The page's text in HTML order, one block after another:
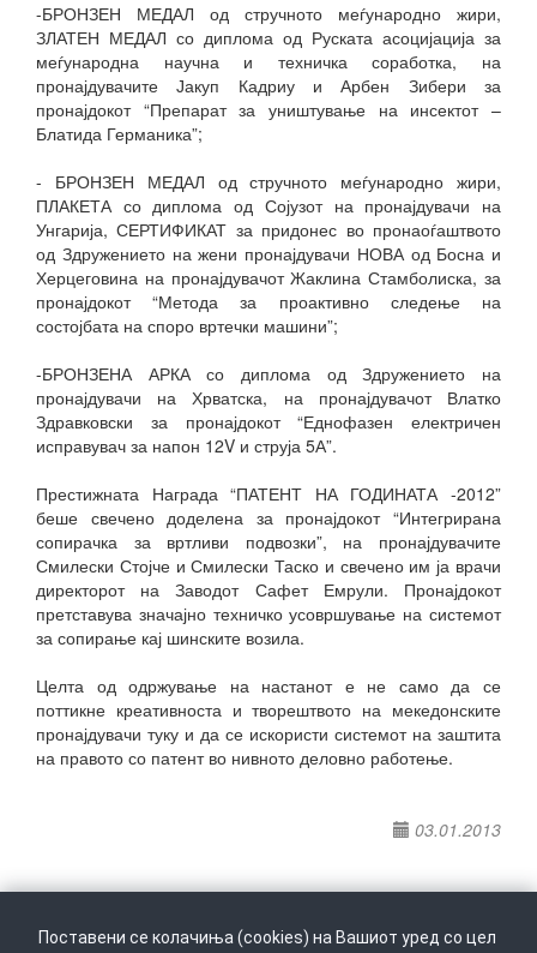
-БРОНЗЕН МЕДАЛ од стручното меѓународно жири,
ЗЛАТЕН МЕДАЛ со диплома од Руската асоцијација за
меѓународна научна и техничка соработка, на
пронајдувачите Јакуп Кадриу и Арбен Зибери за
пронајдокот “Препарат за уништување на инсектот –
Блатида Германика”;
- БРОНЗЕН МЕДАЛ од стручното меѓународно жири,
ПЛАКЕТА со диплома од Сојузот на пронајдувачи на
Унгарија, СЕРТИФИКАТ за придонес во пронаоѓаштвото
од Здружението на жени пронајдувачи НОВА од Босна и
Херцеговина на пронајдувачот Жаклина Стамболиска, за
пронајдокот “Метода за проактивно следење на
состојбата на споро вртечки машини”;
-БРОНЗЕНА АРКА со диплома од Здружението на
пронајдувачи на Хрватска, на пронајдувачот Влатко
Здравковски за пронајдокот “Еднофазен електричен
исправувач за напон 12V и струја 5А”.
Престижната Награда “ПАТЕНТ НА ГОДИНАТА -2012”
беше свечено доделена за пронајдокот “Интегрирана
сопирачка за вртливи подвозки”, на пронајдувачите
Смилески Стојче и Смилески Таско и свечено им ја врачи
директорот на Заводот Сафет Емрули. Пронајдокот
претставува значајно техничко усовршување на системот
за сопирање кај шинските возила.
Целта од одржување на настанот е не само да се
поттикне креативноста и творештвото на мекедонските
пронајдувачи туку и да се искористи системот на заштита
на правото со патент во нивното деловно работење.
03.01.2013
Поставени се колачиња (cookies) на Вашиот уред со цел